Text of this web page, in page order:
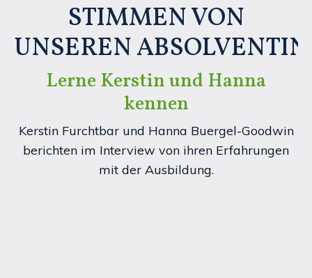
STIMMEN VON
UNSEREN
Lerne Kerstin und Hanna
kennen
Kerstin Furchtbar und Hanna Buergel-Goodwin
berichten im Interview von ihren Erfahrungen
mit der Ausbildung.